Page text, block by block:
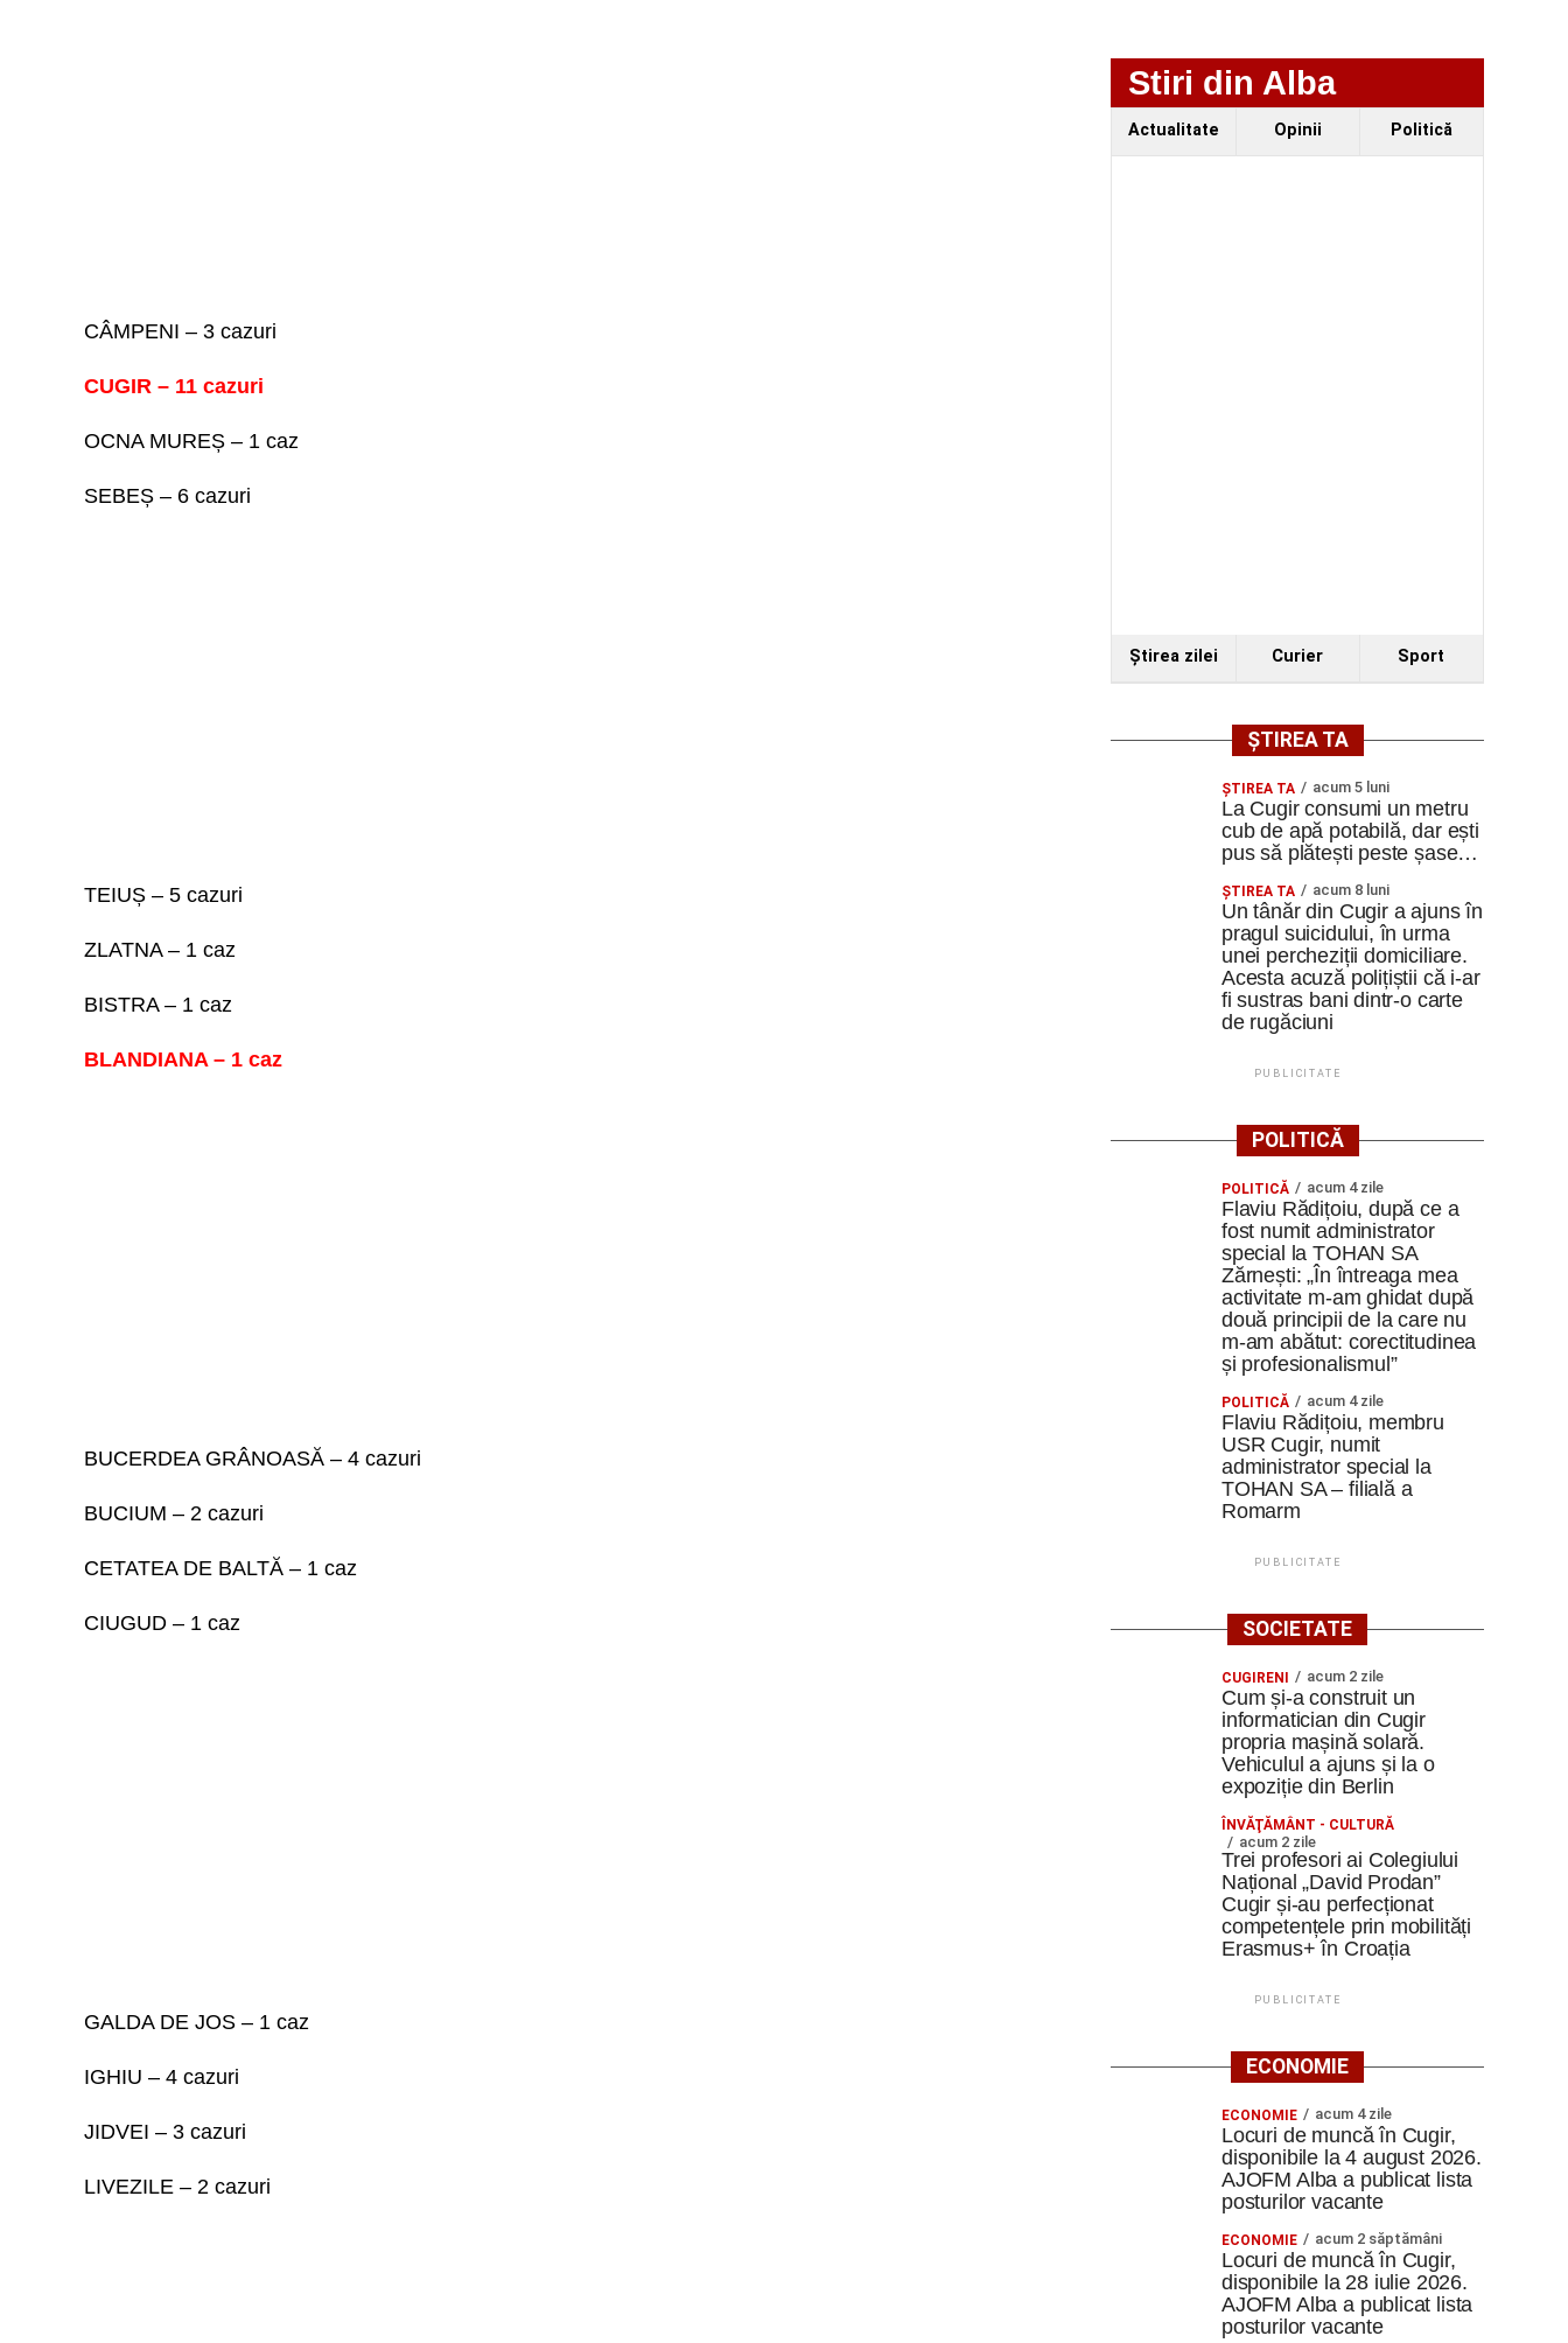
CÂMPENI – 3 cazuri
CUGIR – 11 cazuri
OCNA MUREȘ – 1 caz
SEBEȘ – 6 cazuri
TEIUȘ – 5 cazuri
ZLATNA – 1 caz
BISTRA – 1 caz
BLANDIANA – 1 caz
BUCERDEA GRÂNOASĂ – 4 cazuri
BUCIUM – 2 cazuri
CETATEA DE BALTĂ – 1 caz
CIUGUD – 1 caz
GALDA DE JOS – 1 caz
IGHIU – 4 cazuri
JIDVEI – 3 cazuri
LIVEZILE – 2 cazuri
Stiri din Alba
Actualitate Opinii Politică
Ştirea zilei Curier Sport
ȘTIREA TA
ȘTIREA TA acum 5 luni
La Cugir consumi un metru
cub de apă potabilă, dar ești
pus să plătești peste șase…
ȘTIREA TA acum 8 luni
Un tânăr din Cugir a ajuns în
pragul suicidului, în urma
unei percheziții domiciliare.
Acesta acuză polițiștii că i-ar
fi sustras bani dintr-o carte
de rugăciuni
PUBLICITATE
POLITICĂ
POLITICĂ acum 4 zile
Flaviu Rădițoiu, după ce a
fost numit administrator
special la TOHAN SA
Zărnești: „În întreaga mea
activitate m-am ghidat după
două principii de la care nu
m-am abătut: corectitudinea
și profesionalismul”
POLITICĂ acum 4 zile
Flaviu Rădițoiu, membru
USR Cugir, numit
administrator special la
TOHAN SA – filială a
Romarm
PUBLICITATE
SOCIETATE
CUGIRENI acum 2 zile
Cum și-a construit un
informatician din Cugir
propria mașină solară.
Vehiculul a ajuns și la o
expoziție din Berlin
ÎNVĂŢĂMÂNT - CULTURĂ
acum 2 zile
Trei profesori ai Colegiului
Național „David Prodan”
Cugir și-au perfecționat
competențele prin mobilități
Erasmus+ în Croația
PUBLICITATE
ECONOMIE
ECONOMIE acum 4 zile
Locuri de muncă în Cugir,
disponibile la 4 august 2026.
AJOFM Alba a publicat lista
posturilor vacante
ECONOMIE acum 2 săptămâni
Locuri de muncă în Cugir,
disponibile la 28 iulie 2026.
AJOFM Alba a publicat lista
posturilor vacante